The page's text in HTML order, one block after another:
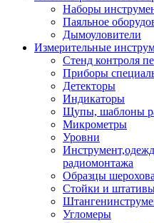
Наборы
Паяльное
Дымоуловители
Измерительные
Стенд контроля
Приборы
Детекторы
Индикаторы
Щупы, шаблоны
Микрометры
Уровни
радиомонтажа
Образцы
Стойки и
Угломеры